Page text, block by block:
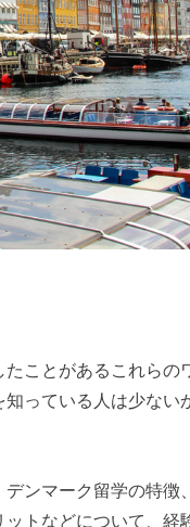
ことがあるこれらの
っている人は少ない
ンマーク留学の特徴
トなどについて、経